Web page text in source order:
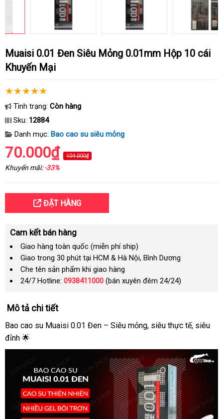
Muaisi 0.01 Đen Siêu Mỏng 0.01mm Hộp 10 cái
Khuyến Mại
Tình trạng: Còn hàng
Sku: 12884
Danh mục: Bao cao su siêu mỏng
70.000₫ 104.000₫
Khuyến mãi:-33%
ĐẶT HÀNG
Cam kết bán hàng
Giao hàng toàn quốc (miễn phí ship)
Giao trong 30 phút tại HCM & Hà Nội, Bình Dương
Che tên sản phẩm khi giao hàng
24/7 Hotline: 0938411000 (bán xuyên đêm 24/24)
Mô tả chi tiết
Bao cao su Muaisi 0.01 Đen – Siêu mỏng, siêu thực tế, siêu
đỉnh 🌟